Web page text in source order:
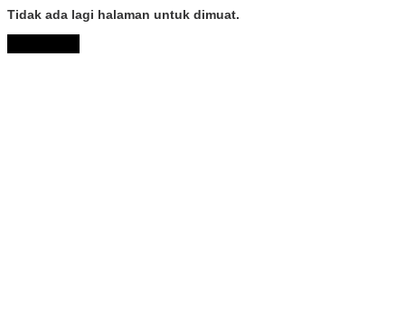
Tidak ada lagi halaman untuk dimuat.